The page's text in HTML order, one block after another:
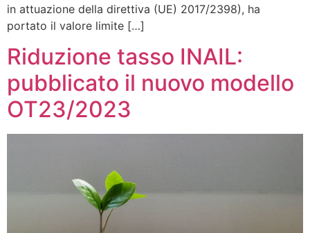
in attuazione della direttiva (UE) 2017/2398), ha
portato il valore limite […]
Riduzione tasso INAIL:
pubblicato il nuovo modello
OT23/2023